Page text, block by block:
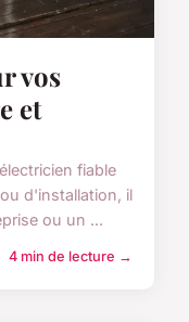
vos
et
fiable
d'installation, il
ou un ...
4 min de lecture →